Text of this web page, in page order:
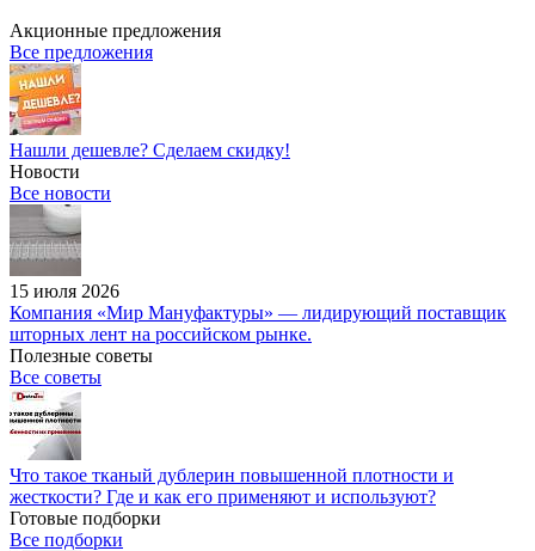
Акционные предложения
Все предложения
Нашли дешевле? Сделаем скидку!
Новости
Все новости
15 июля 2026
Компания «Мир Мануфактуры» — лидирующий поставщик
шторных лент на российском рынке.
Полезные советы
Все советы
Что такое тканый дублерин повышенной плотности и
жесткости? Где и как его применяют и используют?
Готовые подборки
Все подборки